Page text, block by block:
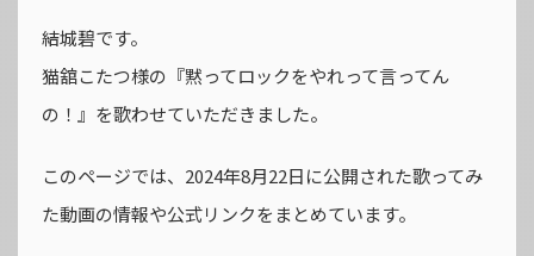
結城碧です。
猫舘こたつ様の『黙ってロックをやれって言ってん
の！』を歌わせていただきました。
このページでは、2024年8月22日に公開された歌ってみ
た動画の情報や公式リンクをまとめています。